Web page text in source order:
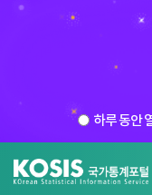
하루 동안